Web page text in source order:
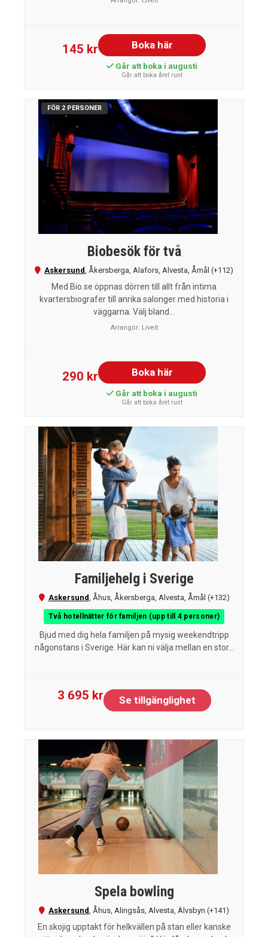
145 kr Boka här
Går att boka i augusti
Går att boka året runt
FÖR 2 PERSONER
Biobesök för två
Askersund, Åkersberga, Alafors, Alvesta, Åmål (+112)
Med Bio.se öppnas dörren till allt från intima
kvartersbiografer till anrika salonger med historia i
väggarna. Välj bland...
Arrangör: Liveit
290 kr Boka här
Går att boka i augusti
Går att boka året runt
Familjehelg i Sverige
Askersund, Åhus, Åkersberga, Alvesta, Åmål (+132)
Två hotellnätter för familjen (upp till 4 personer)
Bjud med dig hela familjen på mysig weekendtripp
någonstans i Sverige. Här kan ni välja mellan en stor...
3 695 kr Se tillgänglighet
Spela bowling
Askersund, Åhus, Alingsås, Alvesta, Älvsbyn (+141)
En skojig upptakt för helkvällen på stan eller kanske